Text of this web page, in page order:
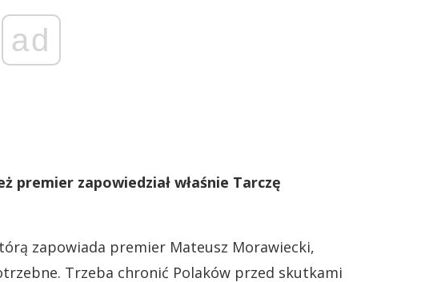
ad
premier zapowiedział właśnie Tarczę
zapowiada premier Mateusz Morawiecki,
Trzeba chronić Polaków przed skutkami